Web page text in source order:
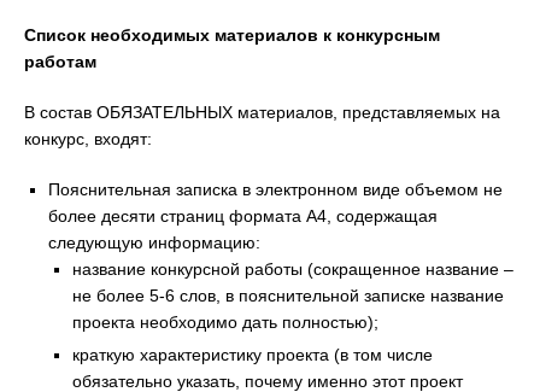
Список необходимых материалов к конкурсным
работам
В состав ОБЯЗАТЕЛЬНЫХ материалов, представляемых на
конкурс, входят:
Пояснительная записка в электронном виде объемом не
более десяти страниц формата А4, содержащая
следующую информацию:
название конкурсной работы (сокращенное название –
не более 5-6 слов, в пояснительной записке название
проекта необходимо дать полностью);
краткую характеристику проекта (в том числе
обязательно указать, почему именно этот проект